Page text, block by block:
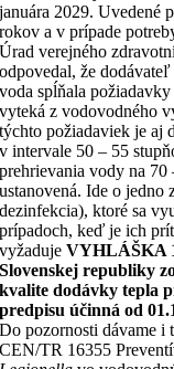
januára 2029. Uvedené
rokov a v prípade
Úrad verejného
odpovedal, že
voda spĺňala
vyteká z vodovodného
týchto požiadaviek je aj
v intervale 50 – 55
prehrievania vody na
ustanovená. Ide o jedno
dezinfekcia), ktoré sa
prípadoch, keď je ich
vyžadujeVYHLÁŠKA
Slovenskej republiky
kvalite dodávky tepla
predpisu účinná od
Do pozornosti dávame
CEN/TR 16355